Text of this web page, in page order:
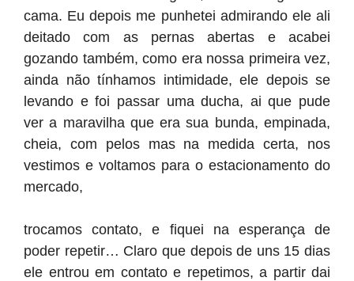
cama. Eu depois me punhetei admirando ele ali
deitado com as pernas abertas e acabei
gozando também, como era nossa primeira vez,
ainda não tínhamos intimidade, ele depois se
levando e foi passar uma ducha, ai que pude
ver a maravilha que era sua bunda, empinada,
cheia, com pelos mas na medida certa, nos
vestimos e voltamos para o estacionamento do
mercado,
trocamos contato, e fiquei na esperança de
poder repetir… Claro que depois de uns 15 dias
ele entrou em contato e repetimos, a partir dai